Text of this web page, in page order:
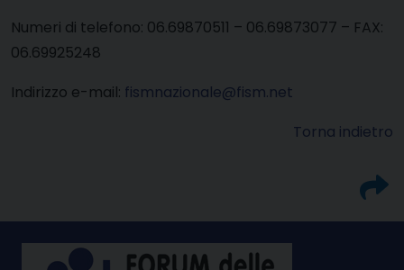
Numeri di telefono: 06.69870511 – 06.69873077 – FAX:
06.69925248
Indirizzo e-mail: fismnazionale@fism.net
Torna indietro